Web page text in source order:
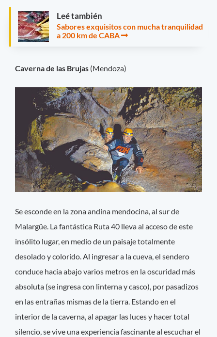
Leé también
Sabores exquisitos con mucha tranquilidad
a 200 km de CABA
Caverna de las Brujas (Mendoza)
Se esconde en la zona andina mendocina, al sur de
Malargüe. La fantástica Ruta 40 lleva al acceso de este
insólito lugar, en medio de un paisaje totalmente
desolado y colorido. Al ingresar a la cueva, el sendero
conduce hacia abajo varios metros en la oscuridad más
absoluta (se ingresa con linterna y casco), por pasadizos
en las entrañas mismas de la tierra. Estando en el
interior de la caverna, al apagar las luces y hacer total
silencio, se vive una experiencia fascinante al escuchar el